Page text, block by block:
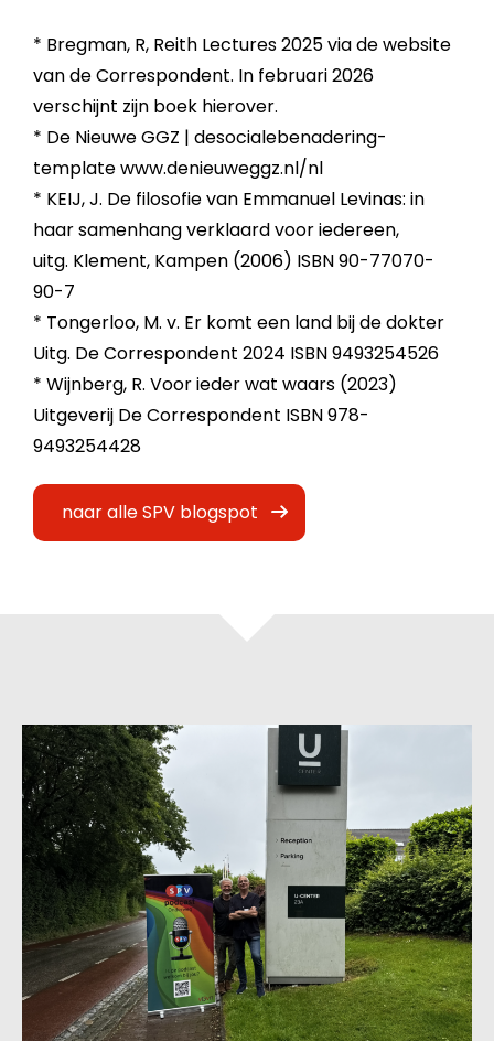
* Bregman, R, Reith Lectures 2025 via de website
van de Correspondent. In februari 2026
verschijnt zijn boek hierover.
* De Nieuwe GGZ | desocialebenadering-
template www.denieuweggz.nl/nl
* KEIJ, J. De filosofie van Emmanuel Levinas: in
haar samenhang verklaard voor iedereen,
uitg. Klement, Kampen (2006) ISBN 90-77070-
90-7
* Tongerloo, M. v. Er komt een land bij de dokter
Uitg. De Correspondent 2024 ISBN 9493254526
* Wijnberg, R. Voor ieder wat waars (2023)
Uitgeverij De Correspondent ISBN 978-
9493254428
naar alle SPV blogspot